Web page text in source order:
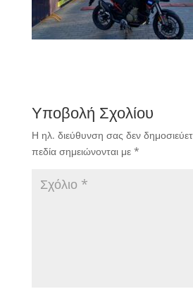
Υποβολή Σχολίου
Η ηλ. διεύθυνση σας δεν
πεδία σημειώνονται με *